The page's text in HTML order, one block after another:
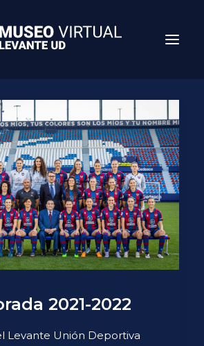
Search
2021-2022
Levante Unión Deportiva